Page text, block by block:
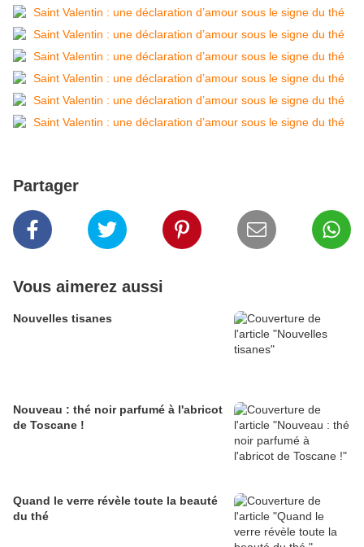
Partager
Vous aimerez aussi
Nouvelles tisanes
Nouveau : thé noir parfumé à l'abricot
de Toscane !
Quand le verre révèle toute la beauté
du thé